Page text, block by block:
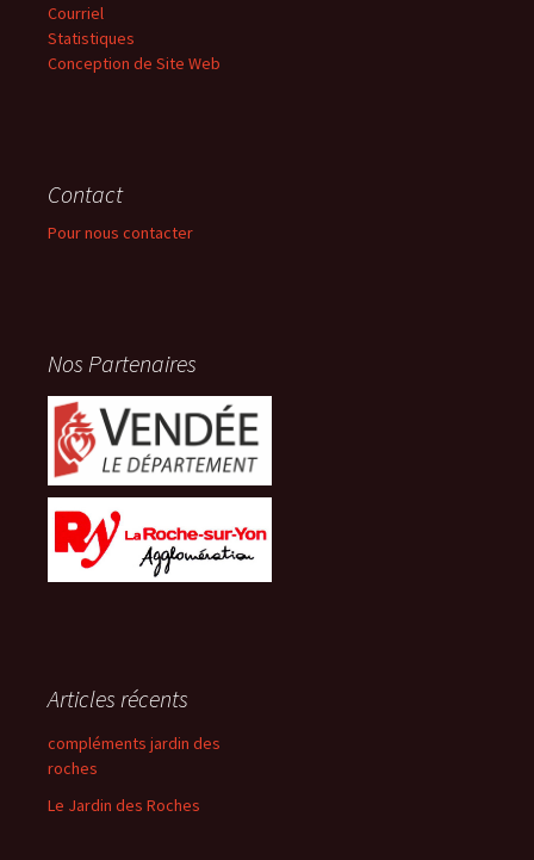
Courriel
Statistiques
Conception de Site Web
Contact
Pour nous contacter
Nos Partenaires
Articles récents
compléments jardin des
roches
Le Jardin des Roches